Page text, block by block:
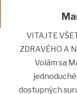
VITAJTE
ZDRAVÉHO A
Volám sa
dostupných